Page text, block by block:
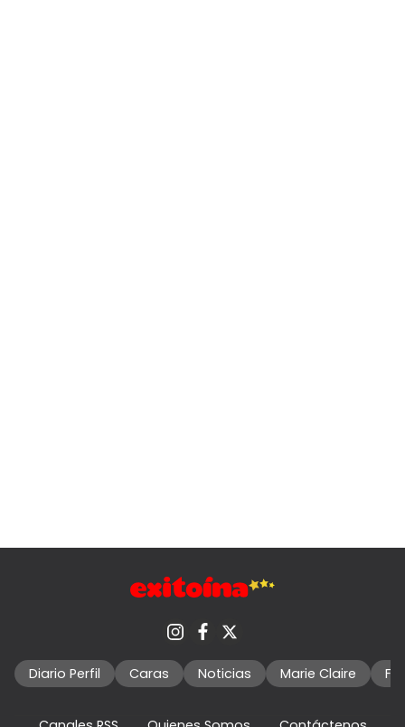
Diario Perfil Caras Noticias Marie Claire